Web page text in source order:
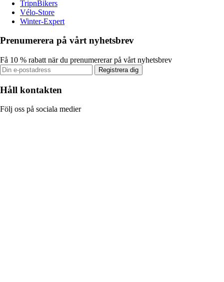
TripnBikers
Vélo-Store
Winter-Expert
Prenumerera på vårt nyhetsbrev
Få 10 % rabatt när du prenumererar på vårt nyhetsbrev
Registrera dig
Håll kontakten
Följ oss på sociala medier